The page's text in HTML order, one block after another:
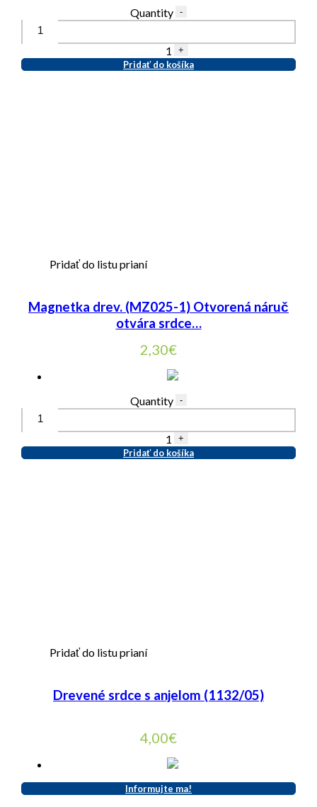
Quantity -
1 +
Pridať do košíka
Pridať do listu prianí
Magnetka drev. (MZ025-1) Otvorená náruč
otvára srdce…
2,30€
Quantity -
1 +
Pridať do košíka
Pridať do listu prianí
Drevené srdce s anjelom (1132/05)
4,00€
Informujte ma!